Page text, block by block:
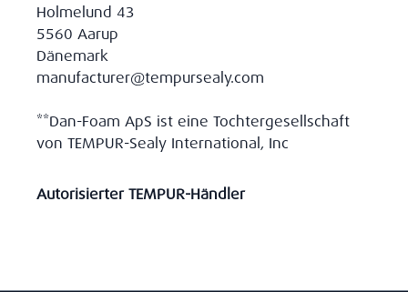
Holmelund 43
5560 Aarup
Dänemark
manufacturer@tempursealy.com
**Dan-Foam ApS ist eine Tochtergesellschaft
von TEMPUR-Sealy International, Inc
Autorisierter TEMPUR-Händler